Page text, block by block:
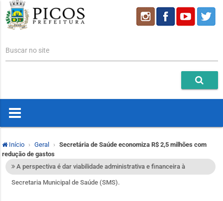
Buscar no site
Início Geral
Secretária de Saúde economiza R$ 2,5 milhões com
redução de gastos
A perspectiva é dar viabilidade administrativa e financeira à
Secretaria Municipal de Saúde (SMS).